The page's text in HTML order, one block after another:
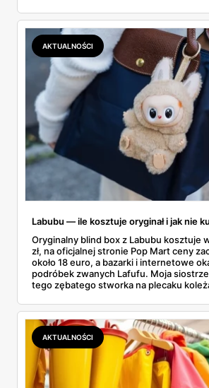
najszybciej rosnący sport w Polsce:
lawinowo, a chętnych jeszcze szybciej.
dokładnie dostajemy za te pieniądze i
faktycznie wystarczy.
AKTUALNOŚCI
Labubu — ile kosztuje oryginał i jak nie
Oryginalny blind box z Labubu kosztuje
zł, na oficjalnej stronie Pop Mart ceny
około 18 euro, a bazarki i internetowe
podróbek zwanych Lafufu. Moja
tego zębatego stworka na plecaku
kosztuje i po czym poznać, że
podróbki. Spisałam wszystko, czego się
łącznie z jedną wpadką, o której za
AKTUALNOŚCI